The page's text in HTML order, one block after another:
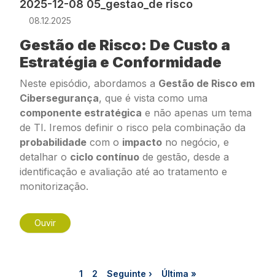
2025-12-08 05_gestao_de risco
08.12.2025
Gestão de Risco: De Custo a
Estratégia e Conformidade
Neste episódio, abordamos a Gestão de Risco em
Cibersegurança, que é vista como uma
componente estratégica e não apenas um tema
de TI. Iremos definir o risco pela combinação da
probabilidade com o impacto no negócio, e
detalhar o ciclo contínuo de gestão, desde a
identificação e avaliação até ao tratamento e
monitorização.
Ouvir
Página
1 Página
2 Próxima página
Seguinte › Última página
Última »